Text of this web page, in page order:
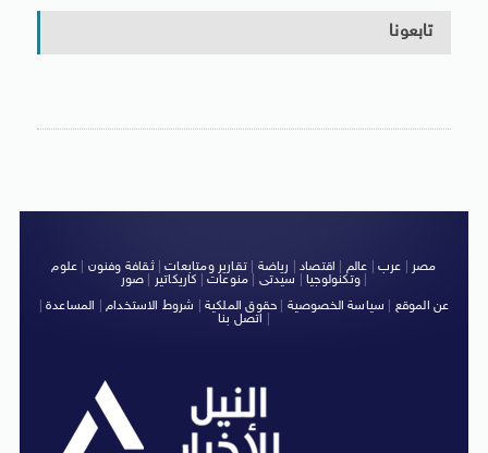
تابعونا
مصر عرب عالم اقتصاد رياضة |تقارير ومتابعات|ثقافة وفنون
علوم
وتكنولوجيا| سيدتى منوعات كاريكاتير صور
|
عن الموقع
سياسة الخصوصية حقوق الملكية شروط الاستخدام| المساعدة|
اتصل بنا